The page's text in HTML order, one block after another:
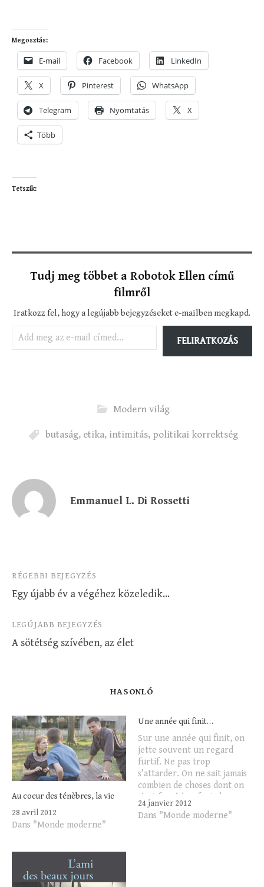
Megosztás:
E-mail Facebook LinkedIn
X Pinterest WhatsApp
Telegram Nyomtatás X
Több
Tetszik:
Tudj meg többet a Robotok Ellen című
filmről
Iratkozz fel, hogy a legújabb bejegyzéseket e-mailben megkapd.
Add meg az e-mail címed…
FELIRATKOZÁS
Modern világ
butaság, etika, intimitás, politikai korrektség
Emmanuel L. Di Rossetti
Bejegyzés
navigáció
RÉGEBBI BEJEGYZÉS
Egy újabb év a végéhez közeledik…
LEGÚJABB BEJEGYZÉS
A sötétség szívében, az élet
HASONLÓ
Au coeur des ténèbres, la vie
28 avril 2012
Dans "Monde moderne"
Une année qui finit…
Sur une année qui finit, on
jette souvent un regard
furtif. Ne pas trop
s'attarder. On ne sait jamais
combien de choses dont on
s'est forcé à enfouir le
souvenir pourraient à
nouveau apparaître, à
24 janvier 2012
Dans "Monde moderne"